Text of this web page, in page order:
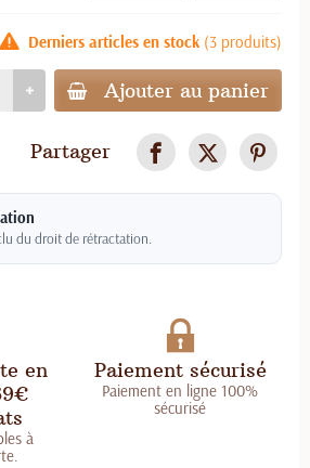
Derniers articles en stock (3 produits)
Ajouter au panier
Partager
du droit de rétractation.
en
à
Paiement sécurisé
Paiement en ligne 100%
sécurisé